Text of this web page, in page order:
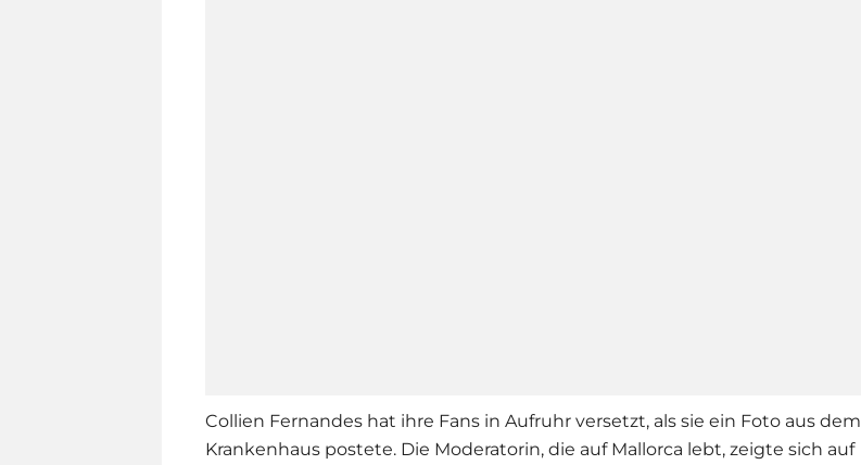
Collien Fernandes hat ihre Fans in Aufruhr versetzt, als sie ein Foto aus dem
Krankenhaus postete. Die Moderatorin, die auf Mallorca lebt, zeigte sich auf